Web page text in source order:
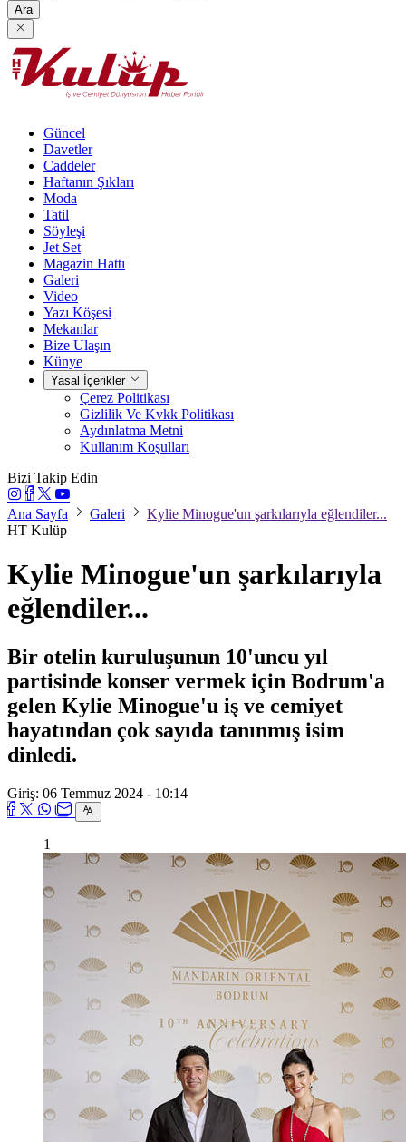
Ara
Güncel
Davetler
Caddeler
Haftanın Şıkları
Moda
Tatil
Söyleşi
Jet Set
Magazin Hattı
Galeri
Video
Yazı Köşesi
Mekanlar
Bize Ulaşın
Künye
Yasal İçerikler
Çerez Politikası
Gizlilik Ve Kvkk Politikası
Aydınlatma Metni
Kullanım Koşulları
Bizi Takip Edin
Ana Sayfa Galeri
Kylie Minogue'un şarkılarıyla eğlendiler...
HT Kulüp
Kylie Minogue'un şarkılarıyla
eğlendiler...
Bir otelin kuruluşunun 10'uncu yıl
partisinde konser vermek için Bodrum'a
gelen Kylie Minogue'u iş ve cemiyet
hayatından çok sayıda tanınmış isim
dinledi.
Giriş: 06 Temmuz 2024 - 10:14
1